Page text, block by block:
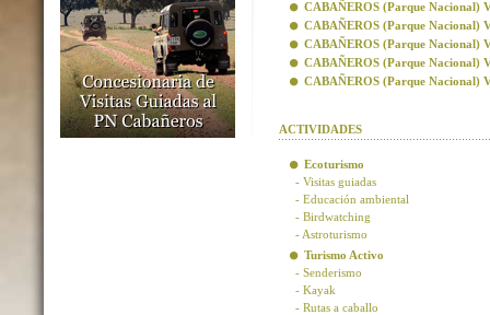
CABAÑEROS (Parque Nacional)
CABAÑEROS (Parque Nacional)
CABAÑEROS (Parque Nacional)
CABAÑEROS (Parque Nacional)
CABAÑEROS (Parque Nacional)
ACTIVIDADES
Ecoturismo
- Visitas guiadas
- Educación ambiental
- Birdwatching
- Astroturismo
Turismo Activo
- Senderismo
- Kayak
- Rutas a caballo